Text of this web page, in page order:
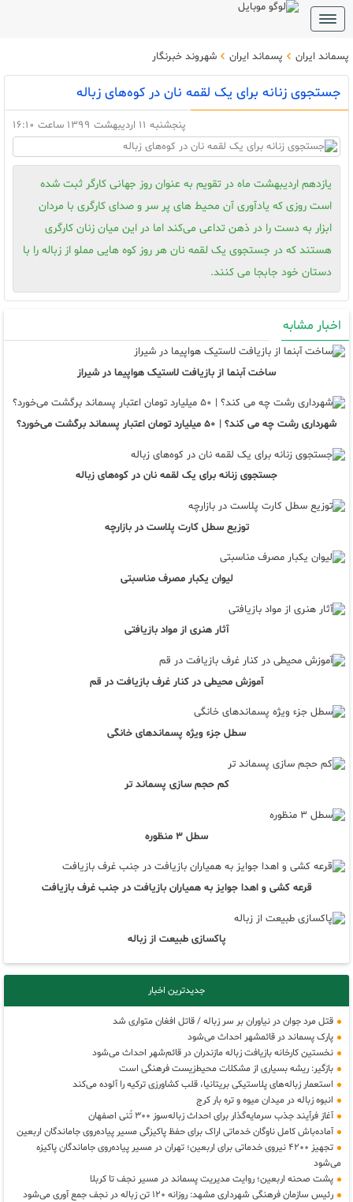
Toggle
navigation
پسماند ایران
پسماند ایران شهروند خبرنگار
جستجوی زنانه برای یک لقمه نان در کوه‌های زباله
پنجشنبه 11 اردیبهشت 1399 ساعت 16:10
یازدهم اردیبهشت ماه در تقویم به عنوان روز جهانی کارگر ثبت شده
است روزی که یادآوری آن محیط های پر سر و صدای کارگری با مردان
ابزار به دست را در ذهن تداعی می‌کند اما در این میان زنان کارگری
هستند که در جستجوی یک لقمه نان هر روز کوه هایی مملو از زباله را با
دستان خود جابجا می کنند.
اخبار مشابه
ساخت آبنما از بازیافت لاستیک هواپیما در شیراز
شهرداری رشت چه می کند؟ | ۵۰ میلیارد تومان اعتبار پسماند برگشت می‌خورد؟
جستجوی زنانه برای یک لقمه نان در کوه‌های زباله
توزیع سطل کارت پلاست در بازارچه
لیوان یکبار مصرف مناسبتی
آثار هنری از مواد بازیافتی
آموزش محیطی در کنار غرف بازیافت در قم
سطل جزء ویژه پسماندهای خانگی
کم حجم سازی پسماند تر
سطل 3 منظوره
قرعه کشی و اهدا جوایز به همیاران بازیافت در جنب غرف بازیافت
پاکسازی طبیعت از زباله
جدیدترین اخبار
قتل مرد جوان در نیاوران بر سر زباله / قاتل افغان متواری شد
پارک پسماند در قائمشهر احداث می‌شود
نخستین کارخانه بازیافت زباله مازندران در قائم‌شهر احداث می‌شود
بازگیر: ریشه بسیاری از مشکلات محیط‌زیست فرهنگی است
استعمار زباله‌های پلاستیکی بریتانیا، قلب کشاورزی ترکیه را آلوده می‌کند
انبوه زباله در میدان میوه و تره بار کرج
آغاز فرآیند جذب سرمایه‌گذار برای احداث زباله‌سوز ۳۰۰ تُنی اصفهان
آماده‌باش کامل ناوگان خدماتی اراک برای حفظ پاکیزگی مسیر پیاده‌روی جاماندگان اربعین
تجهیز ۴۲۰۰ نیروی خدماتی برای اربعین؛ تهران در مسیر پیاده‌روی جاماندگان پاکیزه
می‌شود
پشت صحنه اربعین؛ روایت مدیریت پسماند در مسیر نجف تا کربلا
رئیس سازمان فرهنگی شهرداری مشهد: روزانه ۱۲۰ تن زباله در نجف جمع آوری می‌شود